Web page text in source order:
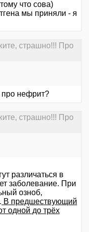
что сова)
мы приняли - я
страшно!!! Про
про нефрит?
страшно!!! Про
различаться в
заболевание. При
озноб,
В предшествующий
одной до трёх